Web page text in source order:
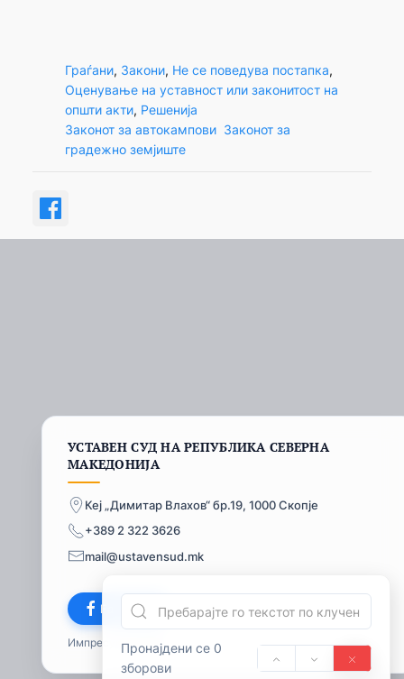
Пронајдени се 0
зборови
Граѓани, Закони, Не се поведува постапка
Оценување на уставност или законитост на
општи акти, Решенија
Законот за автокампови Законот за
градежно земјиште
УСТАВЕН СУД НА РЕПУБЛИКА СЕВЕРНА
МАКЕДОНИЈА
Кеј „Димитар Влахов“ бр.19, 1000 Скопје
+389 2 322 3626
mail@ustavensud.mk
Facebook
Импресум© 2026